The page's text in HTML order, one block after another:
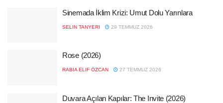
Sinemada İklim Krizi: Umut Dolu Yarınlara
SELIN TANYERI 29 TEMMUZ 2026
Rose (2026)
RABIA ELIF ÖZCAN 27 TEMMUZ 2026
Duvara Açılan Kapılar: The Invite (2026)